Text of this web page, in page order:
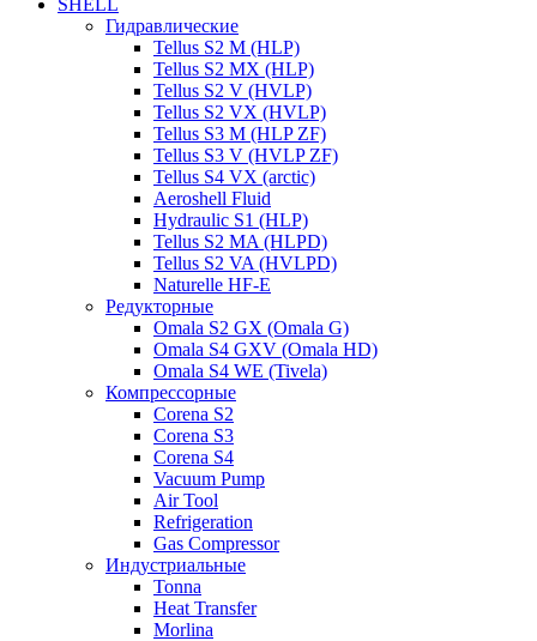
SHELL
Гидравлические
Tellus S2 M (HLP)
Tellus S2 MХ (HLP)
Tellus S2 V (HVLP)
Tellus S2 VX (HVLP)
Tellus S3 M (HLP ZF)
Tellus S3 V (HVLP ZF)
Tellus S4 VX (arctic)
Aeroshell Fluid
Hydraulic S1 (HLP)
Tellus S2 MA (HLPD)
Tellus S2 VA (HVLPD)
Naturelle HF-E
Редукторные
Omala S2 GX (Omala G)
Omala S4 GXV (Omala HD)
Omala S4 WE (Tivela)
Компрессорные
Corena S2
Corena S3
Corena S4
Vacuum Pump
Air Tool
Refrigeration
Gas Compressor
Индустриальные
Tonna
Heat Transfer
Morlina